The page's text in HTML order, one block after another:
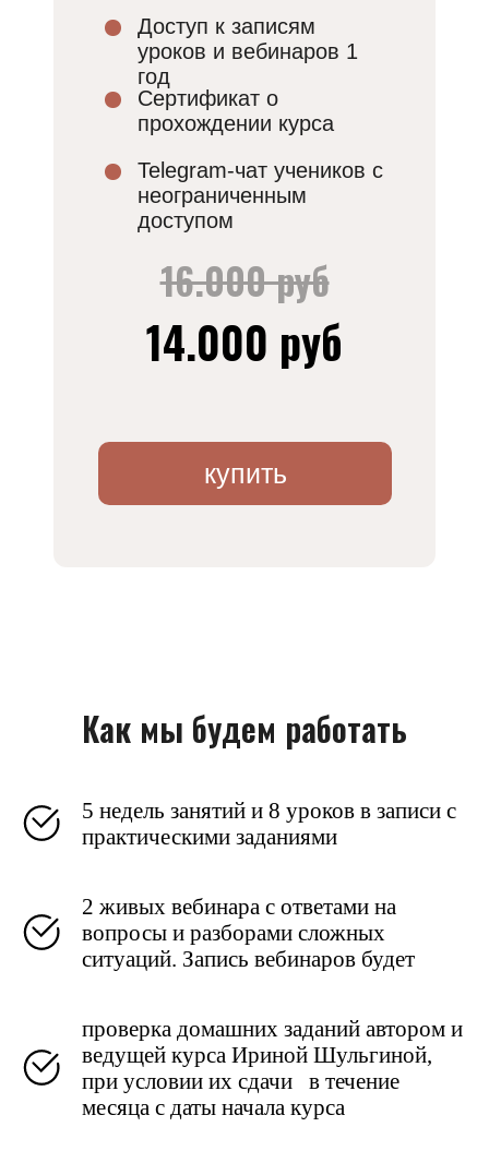
купить
Доступ к записям
уроков и вебинаров 1
год
Telegram-чат учеников с
неограниченным
доступом
16.000 руб
Cертификат о
прохождении курса
14.000 руб
Как мы будем работать
5 недель занятий и 8 уроков в записи с
практическими заданиями
2 живых вебинара с ответами на
вопросы и разборами сложных
ситуаций. Запись вебинаров будет
проверка домашних заданий автором и
ведущей курса Ириной Шульгиной,
при условии их сдачи в течение
месяца с даты начала курса